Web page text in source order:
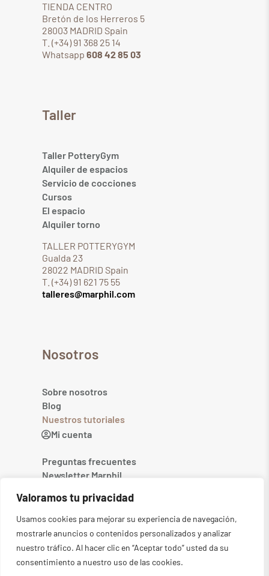
Valoramos tu privacidad
Usamos cookies para mejorar su experiencia de navegación,
mostrarle anuncios o contenidos personalizados y analizar
nuestro tráfico. Al hacer clic en “Aceptar todo” usted da su
consentimiento a nuestro uso de las cookies.
TIENDA CENTRO
Bretón de los Herreros 5
28003 MADRID Spain
T. (+34) 91 368 25 14
Whatsapp 608 42 85 03
Taller
Taller PotteryGym
Alquiler de espacios
Servicio de cocciones
Cursos
El espacio
Alquiler torno
TALLER POTTERYGYM
Gualda 23
28022 MADRID Spain
T. (+34) 91 621 75 55
talleres@marphil.com
Nosotros
Sobre nosotros
Blog
Nuestros tutoriales
Mi cuenta
Preguntas frecuentes
Newsletter Marphil
©2026MARPHIL. Todos los derechos reservados